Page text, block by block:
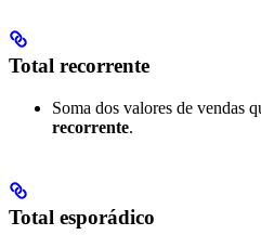
Total recorrente
Soma dos valores de vendas
recorrente.
Total esporádico